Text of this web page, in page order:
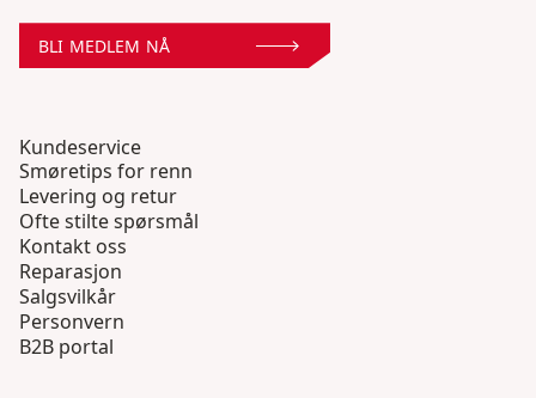
BLI MEDLEM NÅ
Kundeservice
Smøretips for renn
Levering og retur
Ofte stilte spørsmål
Kontakt oss
Reparasjon
Salgsvilkår
Personvern
B2B portal